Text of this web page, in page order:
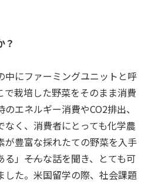
？
にファーミングユニットと呼
で栽培した野菜をそのまま消費
エネルギー消費やCO2排出、
く、消費者にとっても化学農
が豊富な採れたての野菜を入手
」――そんな話を聞き、とても可
した。米国留学の際、社会課題